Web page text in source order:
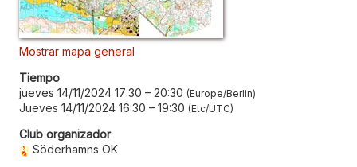
Mostrar mapa general
Tiempo
jueves 14/11/2024 17:30 – 20:30 Europe/Berlin
Jueves 14/11/2024 16:30 – 19:30 Etc/UTC
Club organizador
Söderhamns OK